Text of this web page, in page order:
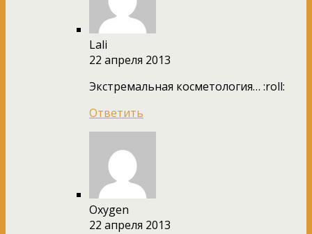
Lali
22 апреля 2013
Экстремальная косметология… :roll:
Ответить
Oxygen
22 апреля 2013